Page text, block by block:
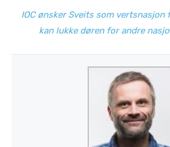
IOC ønsker Sveits som
kan lukke døren for andre